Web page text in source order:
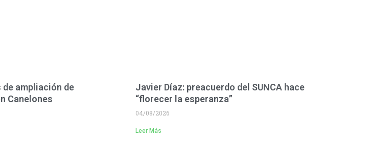
ampliación de
Canelones
Javier Díaz: preacuerdo del SUNCA hace
“florecer la esperanza”
04/08/2026
Leer Más